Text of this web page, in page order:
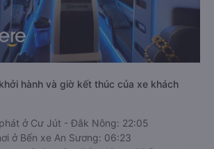
hành và giờ kết thúc của xe khách
ở Cư Jút - Đắk Nông: 22:05
ở Bến xe An Sương: 06:23